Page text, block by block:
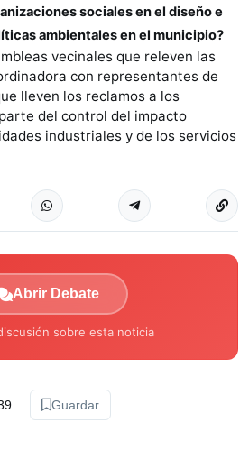
sociales en el diseño e
ambientales en el municipio?
vecinales que releven las
con representantes de
lleven los reclamos a los
del control del impacto
industriales y de los servicios
Abrir Debate
sobre esta noticia
Guardar